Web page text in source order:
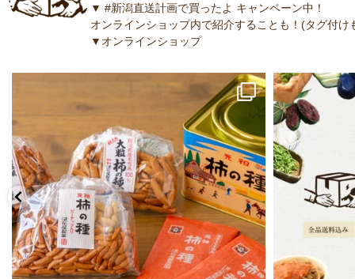
▼ #新潟直送計画で買ったよ キャンペーン中！
オンラインショップ内で紹介することも！(タグ付け
▼オンラインショップ